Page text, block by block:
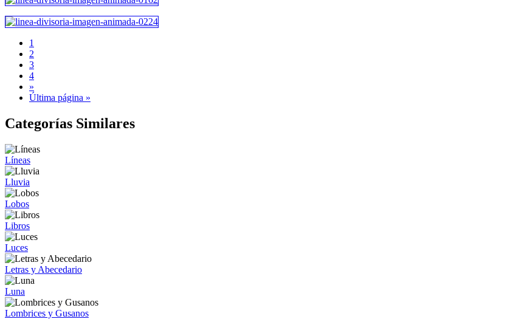
1
2
3
4
»
Última página »
Categorías Similares
Líneas
Lluvia
Lobos
Libros
Luces
Letras y Abecedario
Luna
Lombrices y Gusanos